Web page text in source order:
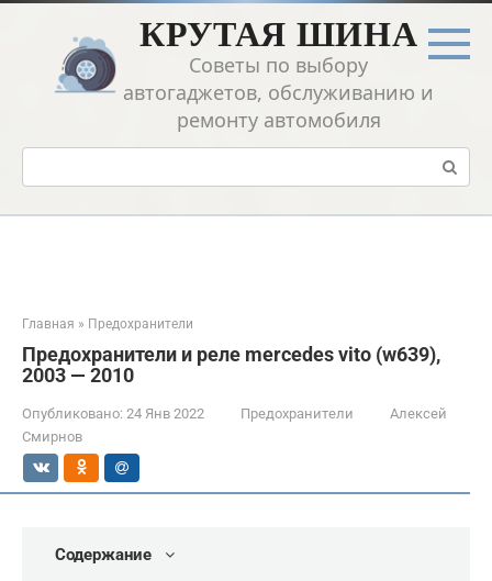
Перейти
контенту
КРУТАЯ ШИНА
Советы по выбору
автогаджетов, обслуживанию и
ремонту автомобиля
Поиск:
Главная » Предохранители
Предохранители и реле mercedes vito (w639),
2003 — 2010
Опубликовано: 24 Янв 2022 Предохранители
Алексей
Смирнов
Содержание